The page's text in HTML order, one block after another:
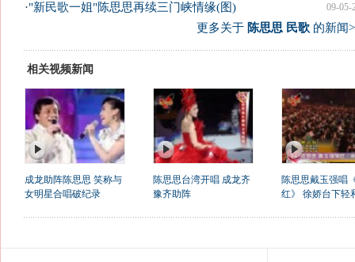
09-05-
·"新民歌一姐"陈思思再续三门峡情缘(图)
更多关于 陈思思 民歌的新闻
相关视频新闻
成龙助阵陈思思 笑称与
女明星合唱破纪录
陈思思台湾开唱 成龙齐
豫齐助阵
陈思思戴玉强唱
红》 徐娇台下轻